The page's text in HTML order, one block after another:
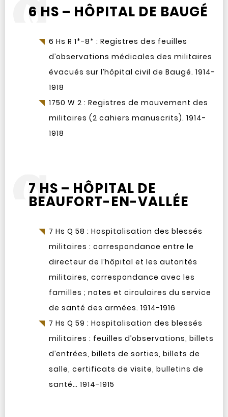
6 HS – HÔPITAL DE BAUGÉ
6 Hs R 1*-8* : Registres des feuilles
d’observations médicales des militaires
évacués sur l’hôpital civil de Baugé. 1914-
1918
1750 W 2 : Registres de mouvement des
militaires (2 cahiers manuscrits). 1914-
1918
7 HS – HÔPITAL DE
BEAUFORT-EN-VALLÉE
7 Hs Q 58 : Hospitalisation des blessés
militaires : correspondance entre le
directeur de l’hôpital et les autorités
militaires, correspondance avec les
familles ; notes et circulaires du service
de santé des armées. 1914-1916
7 Hs Q 59 : Hospitalisation des blessés
militaires : feuilles d’observations, billets
d’entrées, billets de sorties, billets de
salle, certificats de visite, bulletins de
santé… 1914-1915